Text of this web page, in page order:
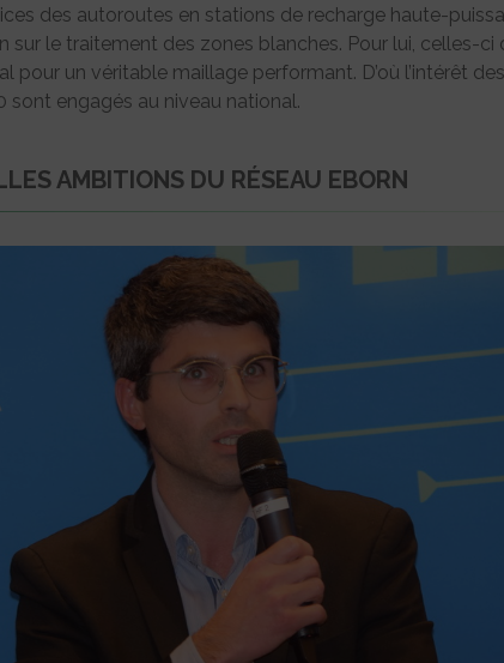
des autoroutes en stations de recharge haute-
sur le traitement des zones blanches. Pour lui, celles-
pour un véritable maillage performant. D’où l’intérêt
sont engagés au niveau national.
AMBITIONS DU RÉSEAU EBORN